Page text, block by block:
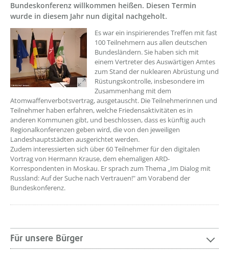
Bundeskonferenz willkommen heißen. Diesen Termin
wurde in diesem Jahr nun digital nachgeholt.
Es war ein inspirierendes Treffen mit fast
100 Teilnehmern aus allen deutschen
Bundesländern. Sie haben sich mit
einem Vertreter des Auswärtigen Amtes
zum Stand der nuklearen Abrüstung und
Rüstungskontrolle, insbesondere im
Zusammenhang mit dem
Atomwaffenverbotsvertrag, ausgetauscht. Die Teilnehmerinnen und
Teilnehmer haben erfahren, welche Friedensaktivitäten es in
anderen Kommunen gibt, und beschlossen, dass es künftig auch
Regionalkonferenzen geben wird, die von den jeweiligen
Landeshauptstädten ausgerichtet werden.
Zudem interessierten sich über 60 Teilnehmer für den digitalen
Vortrag von Hermann Krause, dem ehemaligen ARD-
Korrespondenten in Moskau. Er sprach zum Thema „Im Dialog mit
Russland: Auf der Suche nach Vertrauen!" am Vorabend der
Bundeskonferenz.
Für unsere Bürger